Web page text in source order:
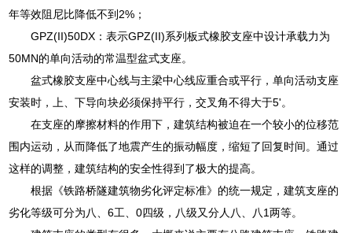
年等效阻尼比降低不到2%；
GPZ(II)50DX：表示GPZ(II)系列板式橡胶支座中设计承载力为
50MN的单向活动的常温型盆式支座。
盆式橡胶支座中心线与主梁中心线应重合或平行，单向活动支座
安装时，上、下导向块必须保持平行，交叉角不得大于5'。
在支座的摩擦材料的作用下，建筑结构被迫在一个较小的位移范
围内运动，从而降低了地震产生的振动幅度，缩短了回复时间。通过
这样的调整，建筑结构的安全性得到了极大的提高。
根据《铁路桥隧建筑物劣化评定标准》的统一规定，建筑支座的
劣化等级可分为八、6工、0四级，八级又分人八、八1两等。